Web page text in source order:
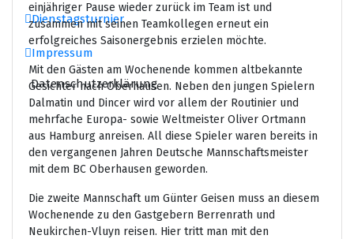
Dienstagsturnier
Impressum
Datenschutzerklärung
einjähriger Pause wieder zurück im Team ist und
zusammen mit seinen Teamkollegen erneut ein
erfolgreiches Saisonergebnis erzielen möchte.
Mit den Gästen am Wochenende kommen altbekannte
Gesichter nach Oberhausen. Neben den jungen Spielern
Dalmatin und Dincer wird vor allem der Routinier und
mehrfache Europa- sowie Weltmeister Oliver Ortmann
aus Hamburg anreisen. All diese Spieler waren bereits in
den vergangenen Jahren Deutsche Mannschaftsmeister
mit dem BC Oberhausen geworden.
Die zweite Mannschaft um Günter Geisen muss an diesem
Wochenende zu den Gastgebern Berrenrath und
Neukirchen-Vluyn reisen. Hier tritt man mit den